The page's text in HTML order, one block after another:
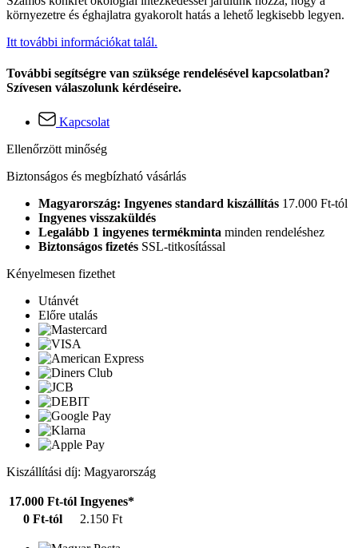
környezetre és éghajlatra gyakorolt hatás a lehető legkisebb legyen.
Itt további információkat talál.
További segítségre van szüksége rendelésével kapcsolatban?
Szívesen válaszolunk kérdéseire.
Kapcsolat
Ellenőrzött minőség
Biztonságos és megbízható vásárlás
Magyarország: Ingyenes standard kiszállítás 17.000 Ft-tól
Ingyenes visszaküldés
Legalább 1 ingyenes termékminta minden rendeléshez
Biztonságos fizetés SSL-titkosítással
Kényelmesen fizethet
Utánvét
Előre utalás
Kiszállítási díj: Magyarország
17.000 Ft-tól Ingyenes*
0 Ft-tól
2.150 Ft